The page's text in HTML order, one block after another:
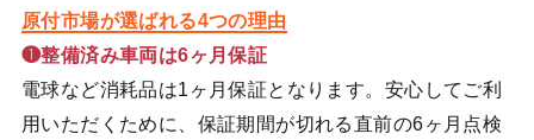
原付市場が選ばれる4つの理由
❶整備済み車両は6ヶ月保証
電球など消耗品は1ヶ月保証となります。安心してご利
用いただくために、保証期間が切れる直前の6ヶ月点検